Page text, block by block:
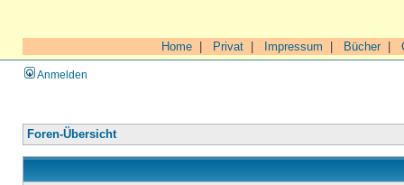
Home Privat Impressum Bücher|
Anmelden
Foren-Übersicht